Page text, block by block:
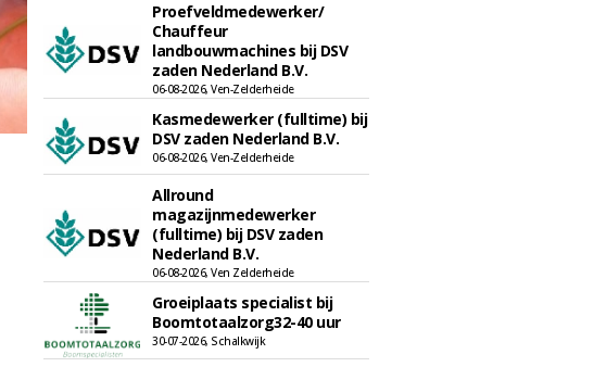
Proefveldmedewerker/
Chauffeur
landbouwmachines bij DSV
zaden Nederland B.V.
06-08-2026, Ven-Zelderheide
Kasmedewerker (fulltime) bij
DSV zaden Nederland B.V.
06-08-2026, Ven-Zelderheide
Allround
magazijnmedewerker
(fulltime) bij DSV zaden
Nederland B.V.
06-08-2026, Ven Zelderheide
Groeiplaats specialist bij
Boomtotaalzorg32-40 uur
30-07-2026, Schalkwijk